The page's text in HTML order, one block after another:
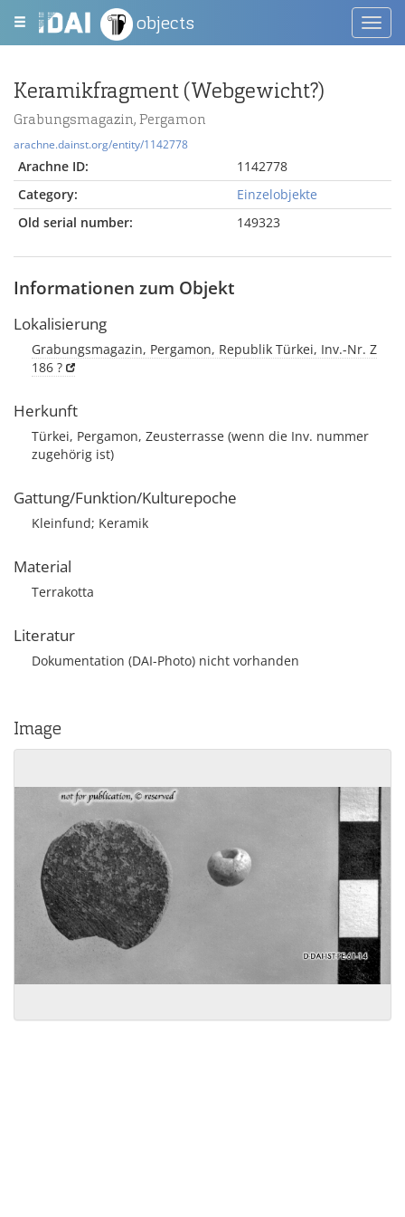
objects
Keramikfragment (Webgewicht?)
Grabungsmagazin, Pergamon
arachne.dainst.org/entity/1142778
Arachne ID:
1142778
Category:
Einzelobjekte
Old serial number:
149323
Informationen zum Objekt
Lokalisierung
Grabungsmagazin, Pergamon, Republik Türkei, Inv.-Nr. Z
186 ?
Herkunft
Türkei, Pergamon, Zeusterrasse (wenn die Inv. nummer
zugehörig ist)
Gattung/Funktion/Kulturepoche
Kleinfund; Keramik
Material
Terrakotta
Literatur
Dokumentation (DAI-Photo) nicht vorhanden
Image